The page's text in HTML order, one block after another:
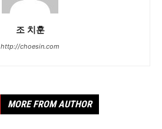
조 치훈
http://choesin.com
MORE FROM AUTHOR